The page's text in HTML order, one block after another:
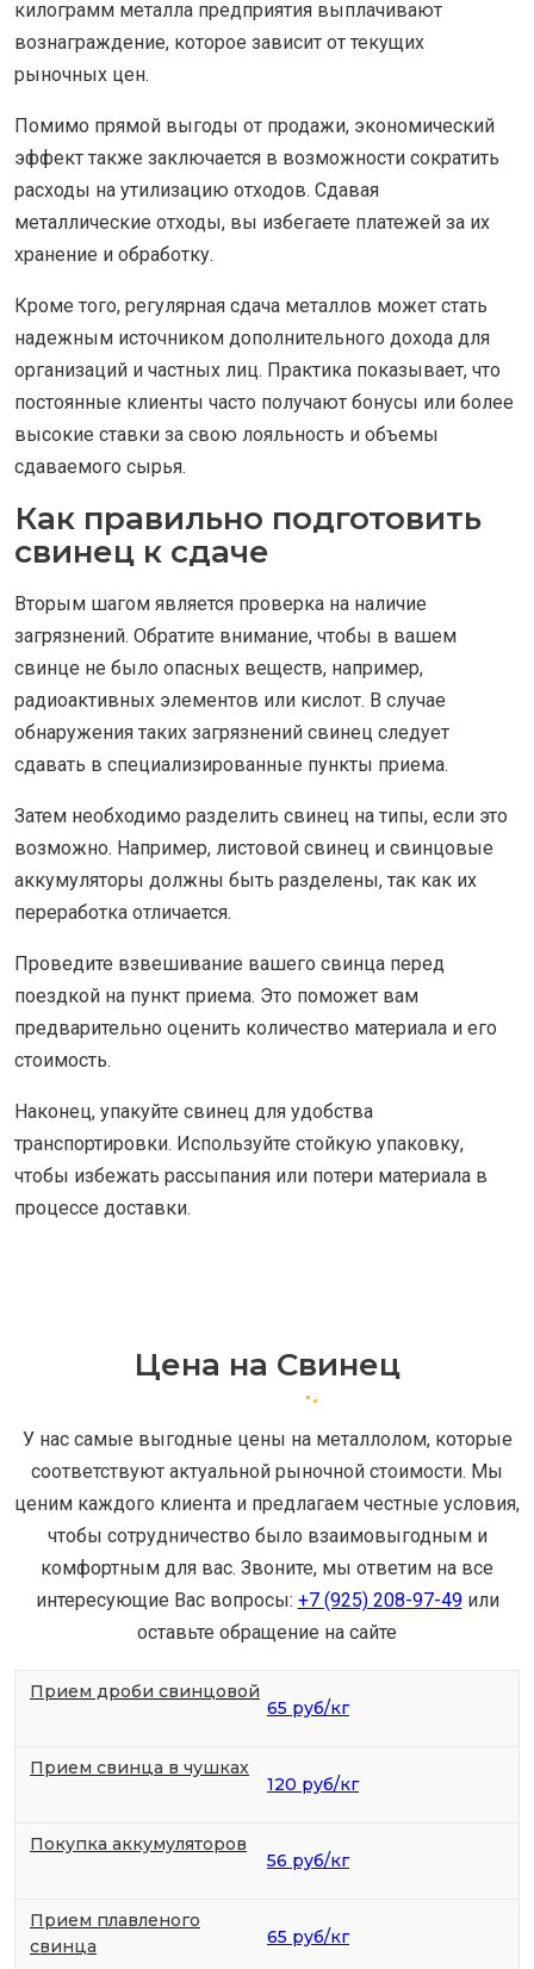
килограмм металла предприятия выплачивают
вознаграждение, которое зависит от текущих
рыночных цен.
Помимо прямой выгоды от продажи, экономический
эффект также заключается в возможности сократить
расходы на утилизацию отходов. Сдавая
металлические отходы, вы избегаете платежей за их
хранение и обработку.
Кроме того, регулярная сдача металлов может стать
надежным источником дополнительного дохода для
организаций и частных лиц. Практика показывает, что
постоянные клиенты часто получают бонусы или более
высокие ставки за свою лояльность и объемы
сдаваемого сырья.
Как правильно подготовить
свинец к сдаче
Вторым шагом является проверка на наличие
загрязнений. Обратите внимание, чтобы в вашем
свинце не было опасных веществ, например,
радиоактивных элементов или кислот. В случае
обнаружения таких загрязнений свинец следует
сдавать в специализированные пункты приема.
Затем необходимо разделить свинец на типы, если это
возможно. Например, листовой свинец и свинцовые
аккумуляторы должны быть разделены, так как их
переработка отличается.
Проведите взвешивание вашего свинца перед
поездкой на пункт приема. Это поможет вам
предварительно оценить количество материала и его
стоимость.
Наконец, упакуйте свинец для удобства
транспортировки. Используйте стойкую упаковку,
чтобы избежать рассыпания или потери материала в
процессе доставки.
Цена на Свинец
У нас самые выгодные цены на металлолом, которые
соответствуют актуальной рыночной стоимости. Мы
ценим каждого клиента и предлагаем честные условия,
чтобы сотрудничество было взаимовыгодным и
комфортным для вас. Звоните, мы ответим на все
интересующие Вас вопросы: +7 (925) 208-97-49или
оставьте обращение на сайте
Прием дроби свинцовой
65 руб/кг
Прием свинца в чушках
120 руб/кг
Покупка аккумуляторов
56 руб/кг
Прием плавленого
свинца
65 руб/кг